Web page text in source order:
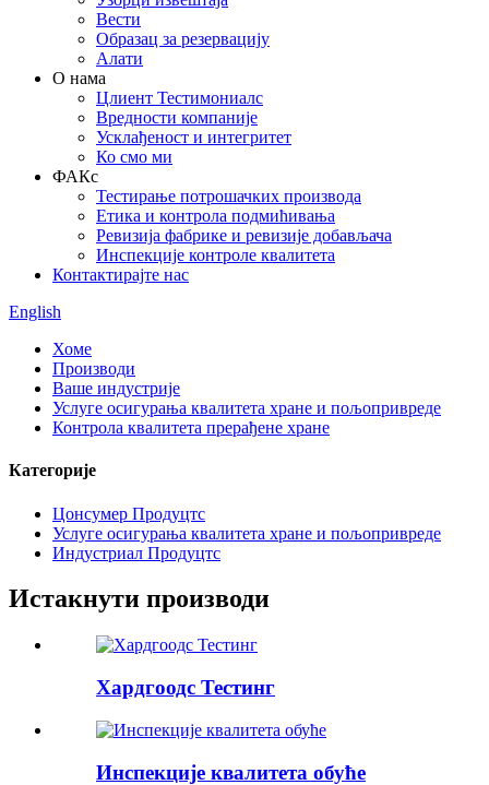
Вести
Образац за резервацију
Алати
О нама
Цлиент Тестимониалс
Вредности компаније
Усклађеност и интегритет
Ко смо ми
ФАКс
Тестирање потрошачких производа
Етика и контрола подмићивања
Ревизија фабрике и ревизије добављача
Инспекције контроле квалитета
Контактирајте нас
English
Хоме
Производи
Ваше индустрије
Услуге осигурања квалитета хране и пољопривреде
Контрола квалитета прерађене хране
Категорије
Цонсумер Продуцтс
Услуге осигурања квалитета хране и пољопривреде
Индустриал Продуцтс
Истакнути производи
Хардгоодс Тестинг
Инспекције квалитета обуће